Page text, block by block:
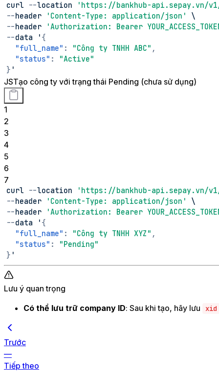
curl --location
'https://bankhub-api.sepay.vn/
--header 'Content-Type: application/json'
\
--header
'Authorization: Bearer
--data ' {
"full_name" : "Công ty TNHH ABC" ,
"status" :
"Active"
} '
JSTạo công ty với trạng thái Pending (chưa sử dụng)
1
2
3
4
5
6
7
curl --location
'https://bankhub-api.sepay.vn/
--header 'Content-Type: application/json'
\
--header
'Authorization: Bearer
--data ' {
"full_name" : "Công ty TNHH XYZ" ,
"status" :
"Pending"
} '
Lưu ý quan trọng
Có thể lưu trữ company ID: Sau khi tạo, hãy lưu xid
Trước
—
Tiếp theo